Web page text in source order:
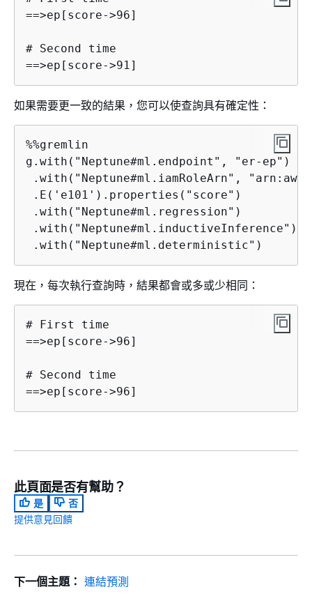
==>ep[score->96]
# Second time
==>ep[score->91]
如果需要更一致的結果，您可以使查詢具有確定性：
%%gremlin
g.with("Neptune#ml.endpoint", "er-ep")
.with("Neptune#ml.iamRoleArn",
.E('e101').properties("score")
.with("Neptune#ml.regression")
.with("Neptune#ml.inductiveInference")
.with("Neptune#ml.deterministic")
現在，每次執行查詢時，結果都會或多或少相同：
# First time
==>ep[score->96]
# Second time
==>ep[score->96]
此頁面是否有幫助？
是
否
提供意見回饋
下一個主題： 連結預測